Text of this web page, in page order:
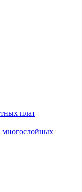
плат
многослойных